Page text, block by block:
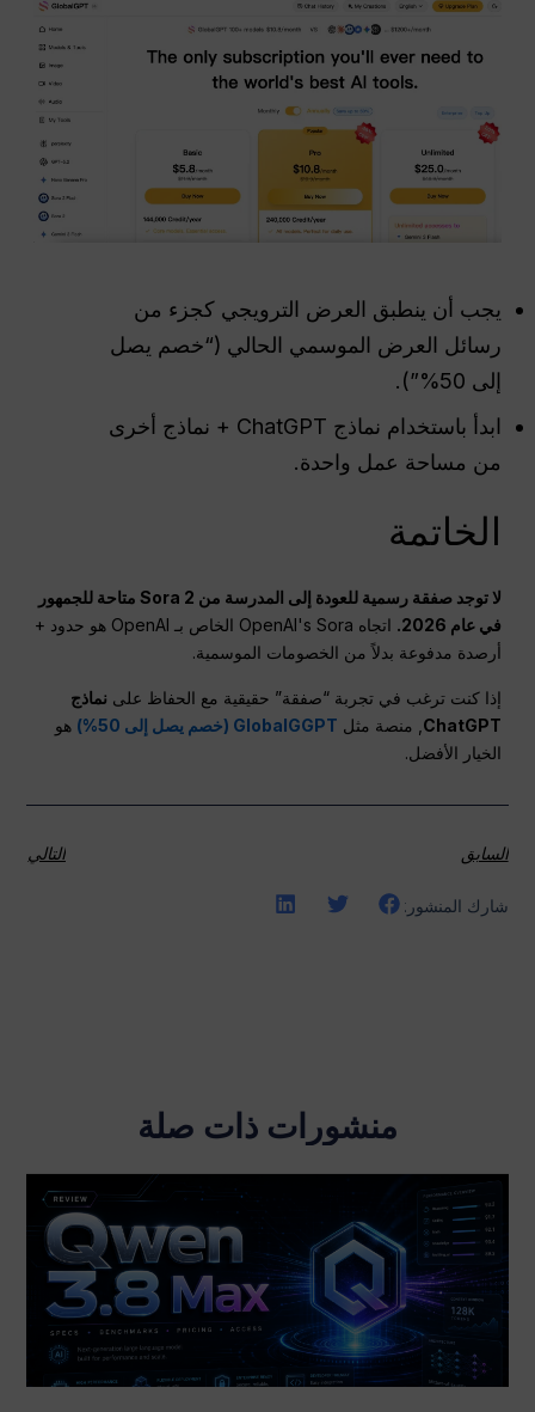
يجب أن ينطبق العرض الترويجي كجزء من
رسائل العرض الموسمي الحالي (“خصم يصل
إلى 50%”).
ابدأ باستخدام نماذج ChatGPT + نماذج أخرى
من مساحة عمل واحدة.
الخاتمة
لا توجد صفقة رسمية للعودة إلى المدرسة من Sora 2 متاحة للجمهور
في عام 2026.
اتجاه OpenAI's Sora الخاص بـ OpenAI هو حدود +
أرصدة مدفوعة بدلاً من الخصومات الموسمية.
إذا كنت ترغب في تجربة “صفقة” حقيقية مع الحفاظ على نماذج
ChatGPT , منصة مثل GlobalGGPT (خصم يصل إلى 50%)
هو
الخيار الأفضل.
السابق التالي
شارك المنشور:
منشورات ذات صلة